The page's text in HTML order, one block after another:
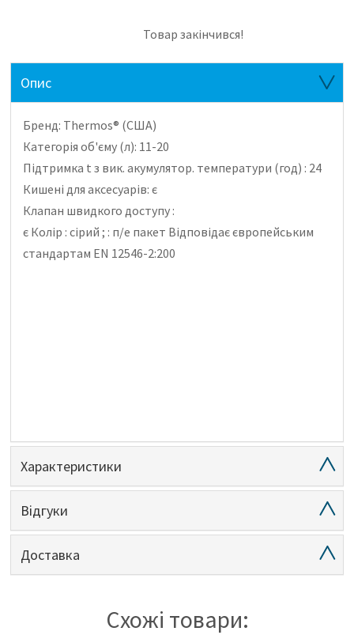
Товар закінчився!
Опис
Бренд: Thermos® (США)
Категорія об'єму (л): 11-20
Підтримка t з вик.акумулятор. температури (год) : 24
Кишені для аксесуарів: є
Клапан швидкого доступу :
є Колір :сірий ; : п/е пакет Відповідає європейським
стандартам EN 12546-2:200
Характеристики
Відгуки
Доставка
Схожі товари: